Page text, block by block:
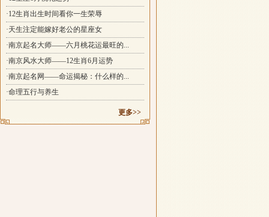
·12生肖出生时间看你一生荣辱
·天生注定能嫁好老公的星座女
·南京起名大师——六月桃花运最旺的...
·南京风水大师——12生肖6月运势
·南京起名网——命运揭秘：什么样的...
·命理五行与养生
更多>>